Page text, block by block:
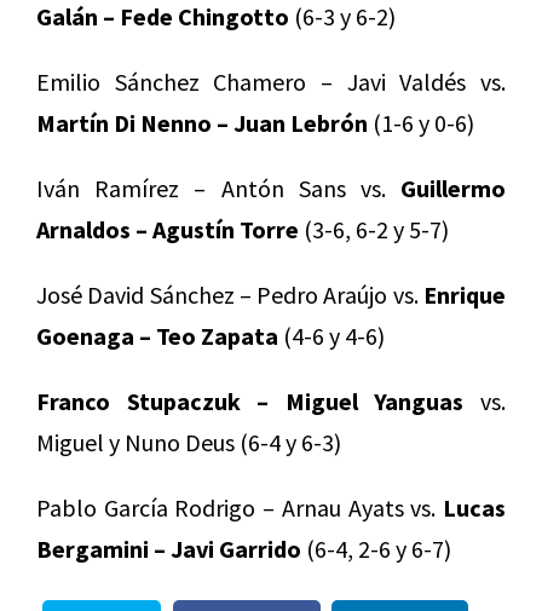
Galán – Fede Chingotto (6-3 y 6-2)
Emilio Sánchez Chamero – Javi Valdés vs.
Martín Di Nenno – Juan Lebrón (1-6 y 0-6)
Iván Ramírez – Antón Sans vs. Guillermo
Arnaldos – Agustín Torre (3-6, 6-2 y 5-7)
José David Sánchez – Pedro Araújo vs. Enrique
Goenaga – Teo Zapata (4-6 y 4-6)
Franco Stupaczuk – Miguel Yanguas vs.
Miguel y Nuno Deus (6-4 y 6-3)
Pablo García Rodrigo – Arnau Ayats vs. Lucas
Bergamini – Javi Garrido (6-4, 2-6 y 6-7)